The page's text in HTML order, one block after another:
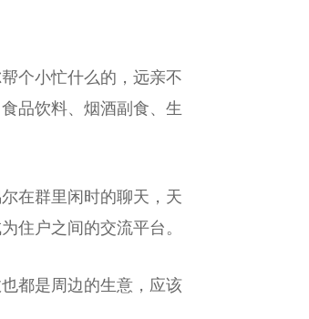
个小忙什么的，远亲不
品饮料、烟酒副食、生
在群里闲时的聊天，天
住户之间的交流平台。
都是周边的生意，应该